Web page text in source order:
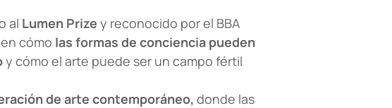
al Lumen Prize y reconocido por el BBA
cómo las formas de conciencia pueden
y cómo el arte puede ser un campo fértil
de arte contemporáneo, donde las